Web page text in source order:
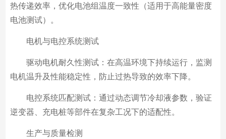
热传递效率，优化电池组温度一致性（适用于高能量密度
电池测试）。
电机与电控系统测试
驱动电机耐久性测试：在高温环境下持续运行，监测
电机温升及性能稳定性，防止过热导致的效率下降。
电控系统匹配测试：通过动态调节冷却液参数，验证
逆变器、充电桩等部件在复杂工况下的适配性。
生产与质量检测